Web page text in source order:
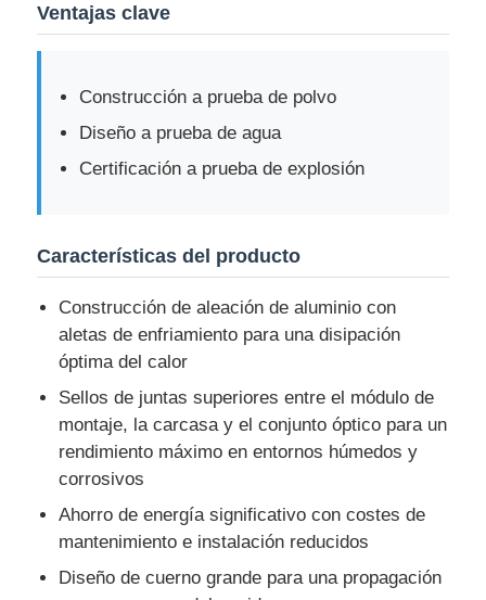
Productos
Control de Calidad
Solicitar una cotización
Iluminación a prueba de explosiones
Ventajas clave
Construcción a prueba de polvo
Diseño a prueba de agua
Certificación a prueba de explosión
Características del producto
Construcción de aleación de aluminio con
aletas de enfriamiento para una disipación
óptima del calor
Sellos de juntas superiores entre el módulo de
montaje, la carcasa y el conjunto óptico para un
rendimiento máximo en entornos húmedos y
corrosivos
Ahorro de energía significativo con costes de
mantenimiento e instalación reducidos
Diseño de cuerno grande para una propagación